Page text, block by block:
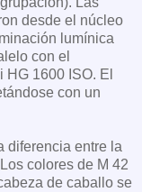
desde el núcleo
lumínica
con el
1600 ISO. El
con un
diferencia entre la
colores de M 42
de caballo se